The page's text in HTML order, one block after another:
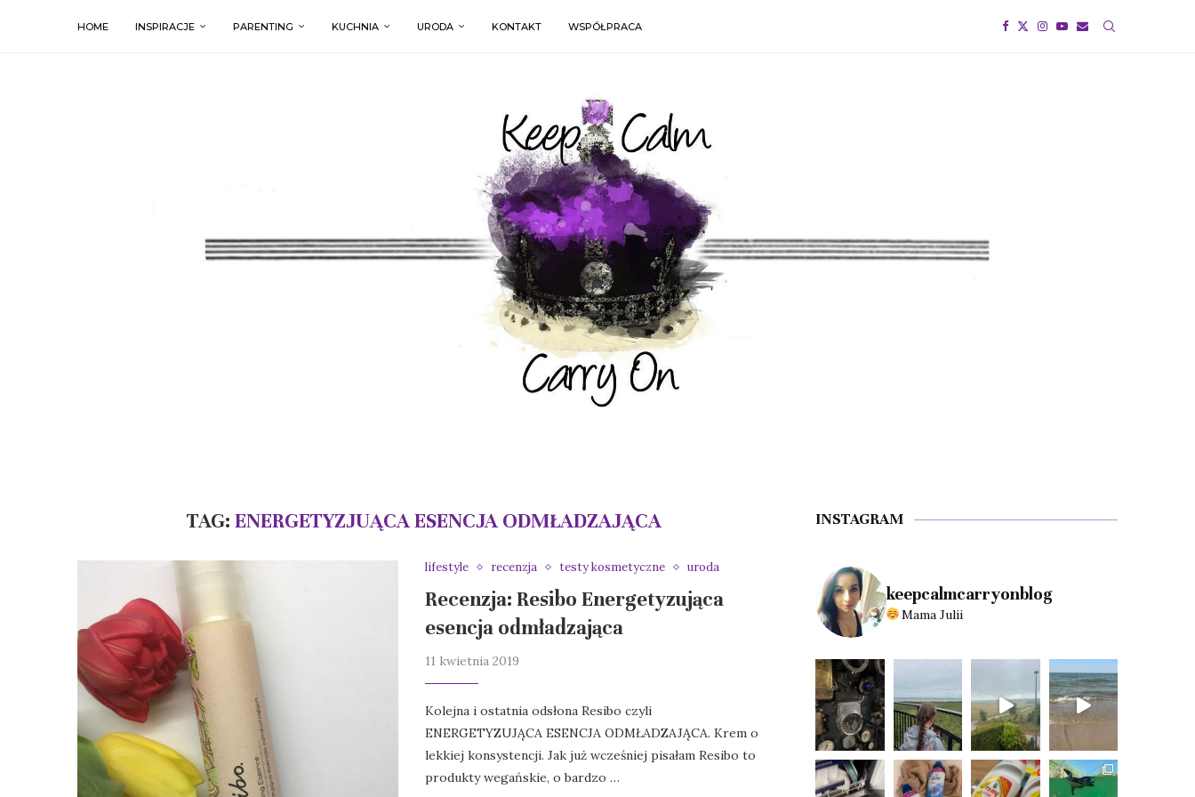
HOME INSPIRACJE PARENTING KUCHNIA URODA KONTAKT WSPÓŁPRACA
TAG: ENERGETYZJUĄCA ESENCJA ODMŁADZAJĄCA
lifestyle recenzja testy kosmetyczne uroda
Recenzja: Resibo Energetyzująca
esencja odmładzająca
11 kwietnia 2019
Kolejna i ostatnia odsłona Resibo czyli
ENERGETYZUJĄCA ESENCJA ODMŁADZAJĄCA. Krem o
lekkiej konsystencji. Jak już wcześniej pisałam Resibo to
produkty wegańskie, o bardzo …
INSTAGRAM
keepcalmcarryonblog
Mama Julii